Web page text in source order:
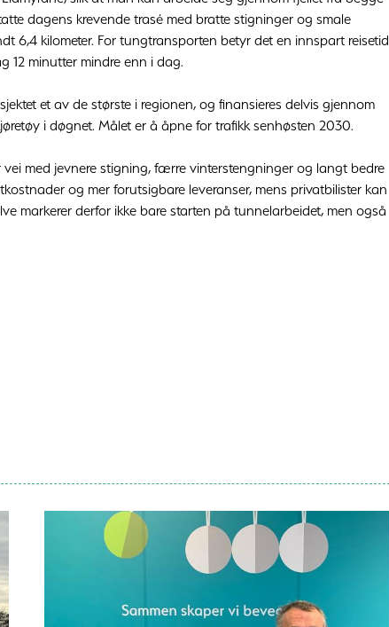
dagens krevende trasé med bratte stigninger og smale
6,4 kilometer. For tungtransporten betyr det en innspart reisetid
12 minutter mindre enn i dag.
et av de største i regionen, og finansieres delvis gjennom
i døgnet. Målet er å åpne for trafikk senhøsten 2030.
med jevnere stigning, færre vinterstengninger og langt bedre
og mer forutsigbare leveranser, mens privatbilister kan
markerer derfor ikke bare starten på tunnelarbeidet, men også